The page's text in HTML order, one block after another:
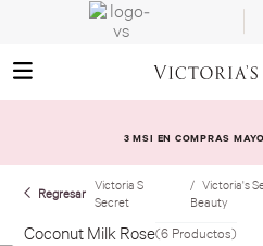
3 MSI EN COMPRAS
Victoria S
Secret
Victoria's
Beauty
Coconut Milk Rose 6 Productos